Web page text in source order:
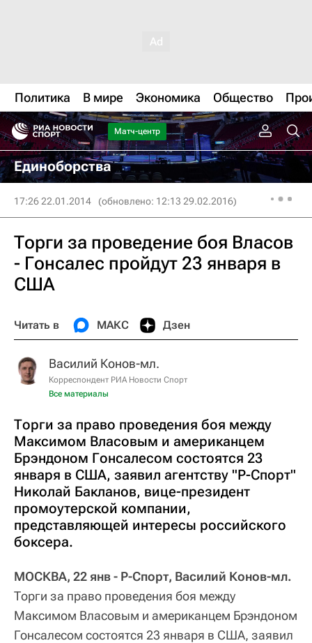
Политика В мире Экономика Общество
Матч-центр
Единоборства
17:26 22.01.2014 (обновлено: 12:13 29.02.2016)
Торги за проведение боя Власов
- Гонсалес пройдут 23 января в
США
Читать в МАКС Дзен
Василий Конов-мл.
Корреспондент РИА Новости Спорт
Все материалы
Торги за право проведения боя между
Максимом Власовым и американцем
Брэндоном Гонсалесом состоятся 23
января в США, заявил агентству "Р-Спорт"
Николай Бакланов, вице-президент
промоутерской компании,
представляющей интересы российского
боксера.
МОСКВА, 22 янв - Р-Спорт, Василий Конов-мл.
Торги за право проведения боя между
Максимом Власовым и американцем Брэндоном
Гонсалесом состоятся 23 января в США, заявил